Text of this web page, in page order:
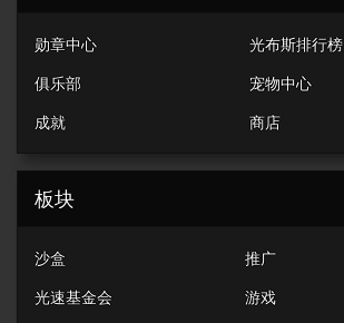
勋章中心 光布斯排行榜
俱乐部 宠物中心
成就 商店
板块
沙盒 推广
光速基金会 游戏